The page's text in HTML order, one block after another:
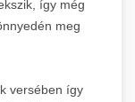
így még
meg
versében így